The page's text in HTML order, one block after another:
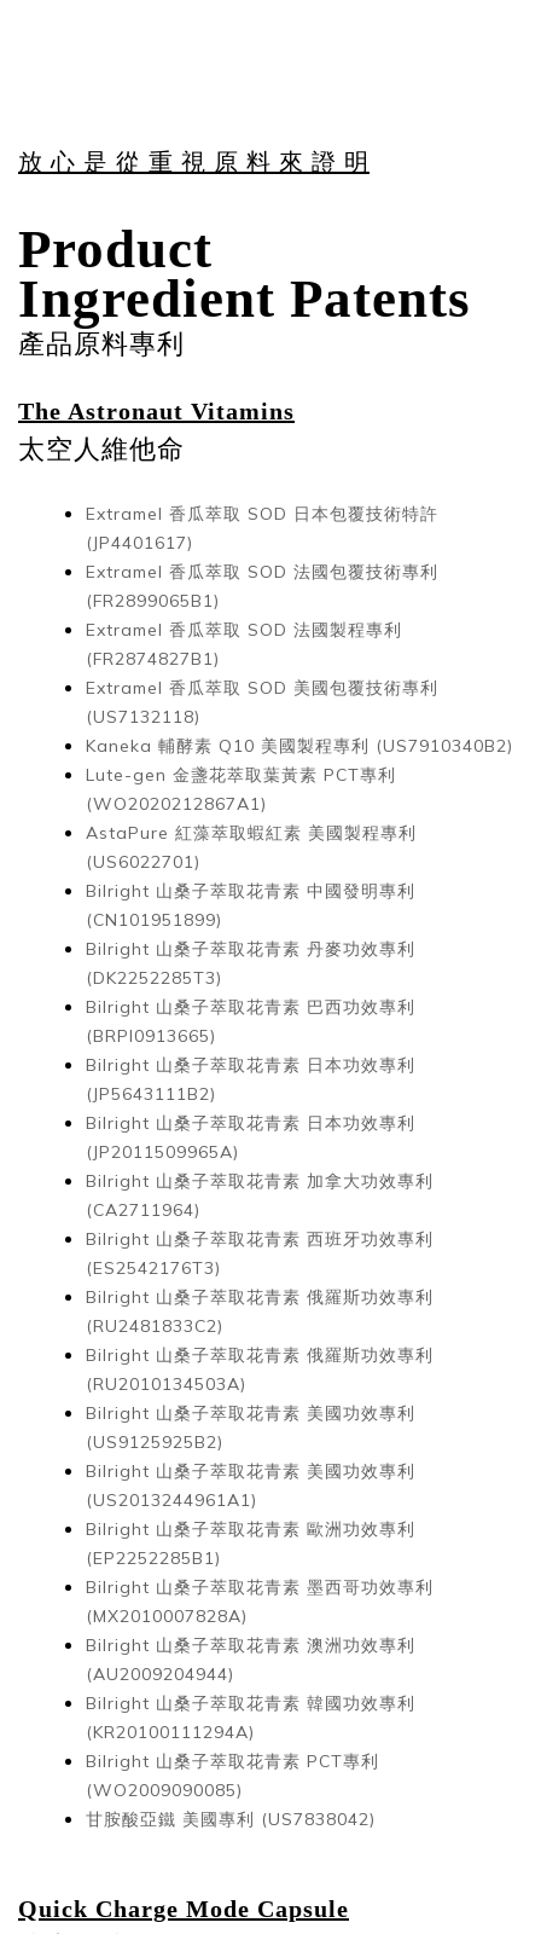
放 心 是 從 重 視 原 料 來 證 明
Product
Ingredient Patents
產品原料專利
The Astronaut Vitamins
太空人維他命
Extramel 香瓜萃取 SOD 日本包覆技術特許
(JP4401617)
Extramel 香瓜萃取 SOD 法國包覆技術專利
(FR2899065B1)
Extramel 香瓜萃取 SOD 法國製程專利
(FR2874827B1)
Extramel 香瓜萃取 SOD 美國包覆技術專利
(US7132118)
Kaneka 輔酵素 Q10 美國製程專利 (US7910340B2)
Lute-gen 金盞花萃取葉黃素 PCT專利
(WO2020212867A1)
AstaPure 紅藻萃取蝦紅素 美國製程專利
(US6022701)
Bilright 山桑子萃取花青素 中國發明專利
(CN101951899)
Bilright 山桑子萃取花青素 丹麥功效專利
(DK2252285T3)
Bilright 山桑子萃取花青素 巴西功效專利
(BRPI0913665)
Bilright 山桑子萃取花青素 日本功效專利
(JP5643111B2)
Bilright 山桑子萃取花青素 日本功效專利
(JP2011509965A)
Bilright 山桑子萃取花青素 加拿大功效專利
(CA2711964)
Bilright 山桑子萃取花青素 西班牙功效專利
(ES2542176T3)
Bilright 山桑子萃取花青素 俄羅斯功效專利
(RU2481833C2)
Bilright 山桑子萃取花青素 俄羅斯功效專利
(RU2010134503A)
Bilright 山桑子萃取花青素 美國功效專利
(US9125925B2)
Bilright 山桑子萃取花青素 美國功效專利
(US2013244961A1)
Bilright 山桑子萃取花青素 歐洲功效專利
(EP2252285B1)
Bilright 山桑子萃取花青素 墨西哥功效專利
(MX2010007828A)
Bilright 山桑子萃取花青素 澳洲功效專利
(AU2009204944)
Bilright 山桑子萃取花青素 韓國功效專利
(KR20100111294A)
Bilright 山桑子萃取花青素 PCT專利
(WO2009090085)
甘胺酸亞鐵 美國專利 (US7838042)
Quick Charge Mode Capsule